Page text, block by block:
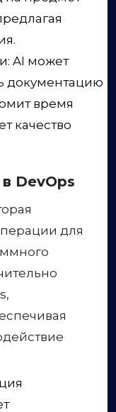
AI может
документацию
время
качество
DevOps
для